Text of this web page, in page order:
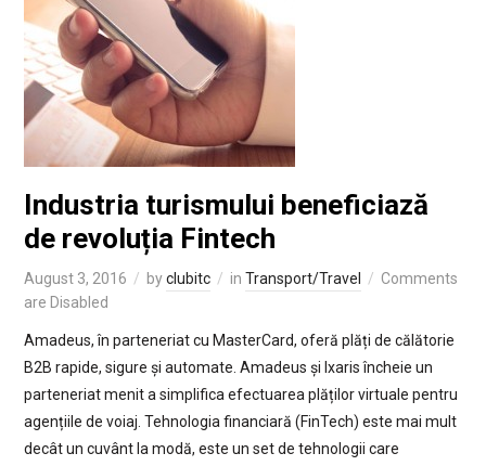
Industria turismului beneficiază
de revoluția Fintech
August 3, 2016 byclubitc in Transport/Travel
Comments
are Disabled
Amadeus, în parteneriat cu MasterCard, oferă plăți de călătorie
B2B rapide, sigure și automate. Amadeus și Ixaris încheie un
parteneriat menit a simplifica efectuarea plăților virtuale pentru
agențiile de voiaj. Tehnologia financiară (FinTech) este mai mult
decât un cuvânt la modă, este un set de tehnologii care